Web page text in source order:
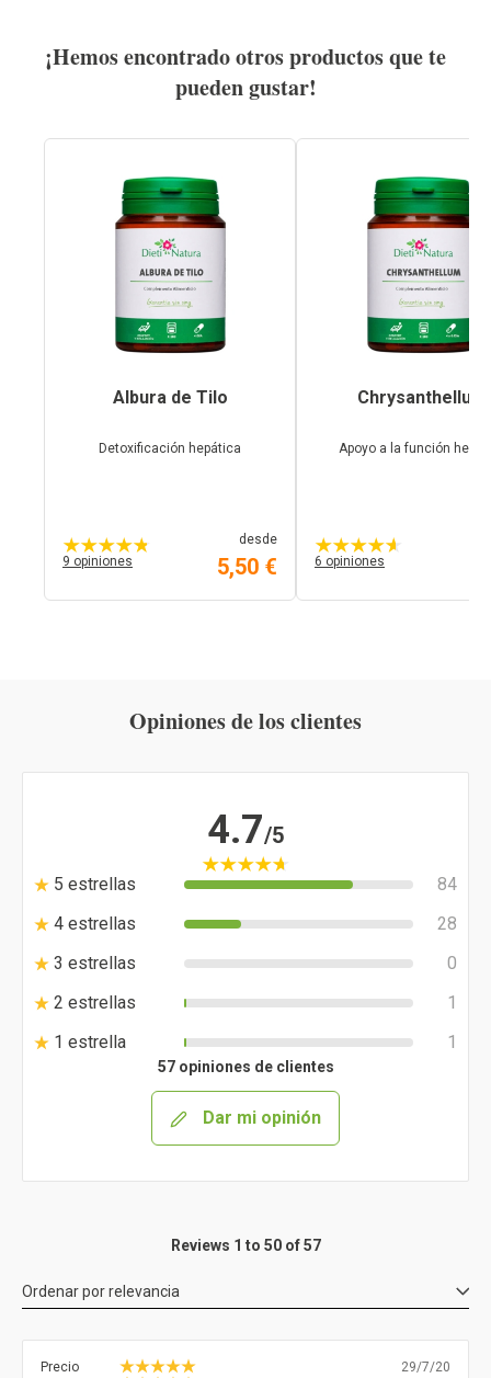
¡Hemos encontrado otros productos que te
pueden gustar!
Albura de Tilo
Detoxificación hepática
9 opiniones
desde
5,50 €
Chrysanthellum
Apoyo a la función
6 opiniones
Opiniones de los clientes
4.7/5
5 estrellas
84
4 estrellas
28
3 estrellas
0
2 estrellas
1
1 estrella
1
57 opiniones de clientes
Dar mi opinión
Reviews 1 to 50 of 57
Ordenar porrelevancia
Precio
29/7/20